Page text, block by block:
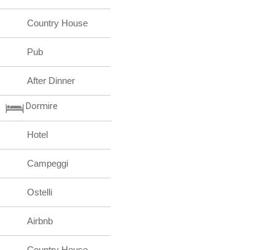
Country House
Pub
After Dinner
Dormire
Hotel
Campeggi
Ostelli
Airbnb